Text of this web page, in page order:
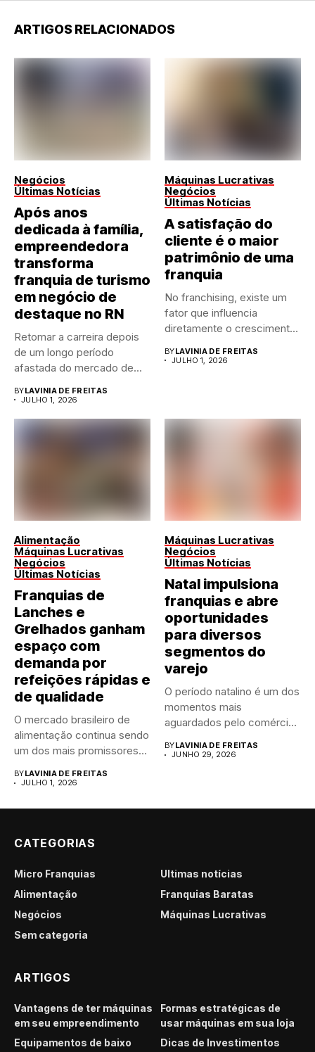
ARTIGOS RELACIONADOS
Negócios
Últimas Notícias
Após anos
dedicada à família,
empreendedora
transforma
franquia de turismo
em negócio de
destaque no RN
Retomar a carreira depois
de um longo período
afastada do mercado de...
BYLAVINIA DE FREITAS
JULHO 1, 2026
Máquinas Lucrativas
Negócios
Últimas Notícias
A satisfação do
cliente é o maior
patrimônio de uma
franquia
No franchising, existe um
fator que influencia
diretamente o crescimento
BYLAVINIA DE FREITAS
JULHO 1, 2026
Alimentação
Máquinas Lucrativas
Negócios
Últimas Notícias
Franquias de
Lanches e
Grelhados ganham
espaço com
demanda por
refeições rápidas e
de qualidade
O mercado brasileiro de
alimentação continua sendo
um dos mais promissores
BYLAVINIA DE FREITAS
JULHO 1, 2026
Máquinas Lucrativas
Negócios
Últimas Notícias
Natal impulsiona
franquias e abre
oportunidades
para diversos
segmentos do
varejo
O período natalino é um dos
momentos mais
aguardados pelo comércio
BYLAVINIA DE FREITAS
JUNHO 29, 2026
CATEGORIAS
Micro Franquias
Últimas notícias
Alimentação
Franquias Baratas
Negócios
Máquinas Lucrativas
Sem categoria
ARTIGOS
Vantagens de ter máquinas
em seu empreendimento
Formas estratégicas de
usar máquinas em sua loja
Equipamentos de baixo
Dicas de Investimentos